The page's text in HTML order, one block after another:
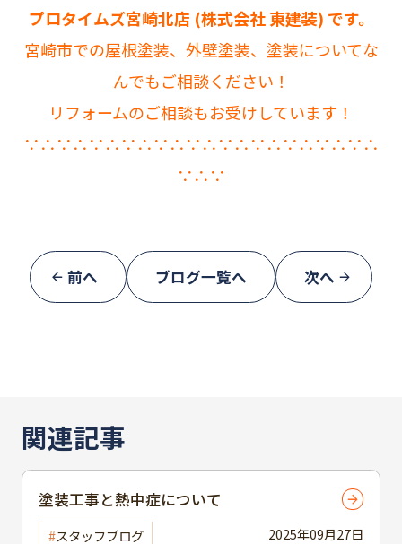
プロタイムズ宮崎北店 (株式会社 東建装) です。
宮崎市での屋根塗装、外壁塗装、塗装についてな
んでもご相談ください！
リフォームのご相談もお受けしています！
∵∴∵∴∵∴∵∴∵∴∵∴∵∴∵∴∵∴∵∴∵∴
∵∴∵
前へ ブログ一覧へ 次へ
関連記事
2025年09月27日
塗装工事と熱中症について
スタッフブログ